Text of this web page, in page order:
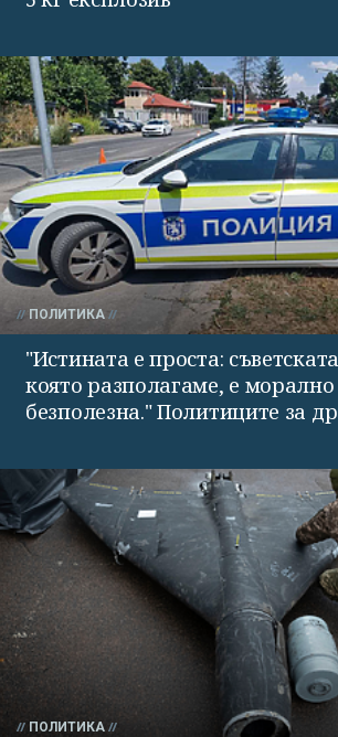
ПОЛИТИКА
"Истината е проста:
която разполагаме, е
безполезна." Политиците за
ПОЛИТИКА